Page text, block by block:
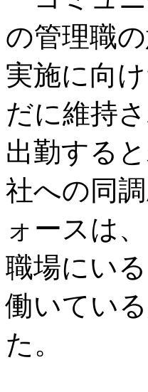
の管理職
実施に向
だに維持
出勤する
社への同
ォースは
職場にい
働いてい
た。